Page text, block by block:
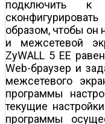
подключить к
образом, чтобы он
и межсетевой
ZyWALL 5 EE
Web-браузер и
межсетевого
программы
текущие
программы